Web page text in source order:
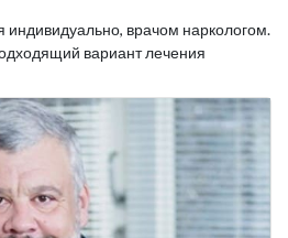
индивидуально, врачом наркологом.
вариант лечения